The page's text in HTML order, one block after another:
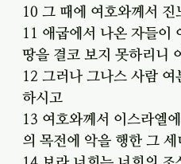
10 그 때에 여호와께서 진
11 애굽에서 나온 자들이
땅을 결코 보지 못하리니
12 그러나 그나스 사람
하시고
13 여호와께서 이스라엘
의 목전에 악을 행한 그